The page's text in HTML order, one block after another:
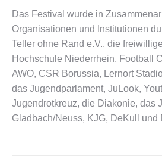
Das Festival wurde in
Organisationen und Institutionen
Teller ohne Rand e.V., die
Hochschule Niederrhein, Football
AWO, CSR Borussia, Lernort
das Jugendparlament, JuLook,
Jugendrotkreuz, die Diakonie, das
Gladbach/Neuss, KJG, DeKull und